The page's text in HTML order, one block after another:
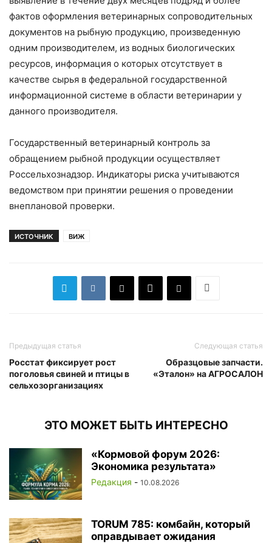
фактов оформления ветеринарных сопроводительных
документов на рыбную продукцию, произведенную
одним производителем, из водных биологических
ресурсов, информация о которых отсутствует в
качестве сырья в федеральной государственной
информационной системе в области ветеринарии у
данного производителя.
Государственный ветеринарный контроль за
обращением рыбной продукции осуществляет
Россельхознадзор. Индикаторы риска учитываются
ведомством при принятии решения о проведении
внеплановой проверки.
ИСТОЧНИК ВИЖ
Предыдущая статья
Росстат фиксирует рост
поголовья свиней и птицы в
сельхозорганизациях
Следующая статья
Образцовые запчасти.
«Эталон» на АГРОСАЛОН
ЭТО МОЖЕТ БЫТЬ ИНТЕРЕСНО
«Кормовой форум 2026:
Экономика результата»
Редакция - 10.08.2026
TORUM 785: комбайн, который
оправдывает ожидания